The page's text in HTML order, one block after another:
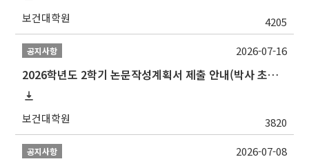
보건대학원 4205
공지사항
2026학년도 2학기 논문작성계획서 제출 안내(박사 초심 일정 포함)_Thesis Proposal
보건대학원 3820
2026-07-16
공지사항 2026-07-08